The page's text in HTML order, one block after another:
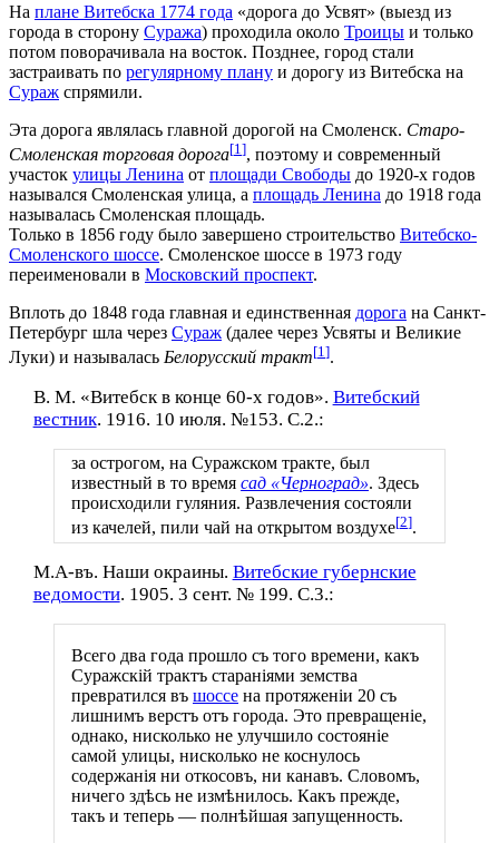
На плане Витебска 1774 года «дорога до Усвят» (выезд из
города в сторону Суража) проходила около Троицы и только
потом поворачивала на восток. Позднее, город стали
застраивать по регулярному плану и дорогу из Витебска на
Сураж спрямили.
Эта дорога являлась главной дорогой на Смоленск. Старо-
Смоленская торговая дорога[1 ], поэтому и современный
участок улицы Ленина от площади Свободы до 1920-х годов
назывался Смоленская улица, а площадь Ленина до 1918 года
называлась Смоленская площадь.
Только в 1856 году было завершено строительство Витебско-
Смоленского шоссе. Смоленское шоссе в 1973 году
переименовали в Московский проспект.
Вплоть до 1848 года главная и единственная дорога на Санкт-
Петербург шла через Сураж (далее через Усвяты и Великие
Луки) и называлась Белорусский тракт[1].
В. М. «Витебск в конце 60-х годов». Витебский
вестник. 1916. 10 июля. №153. С.2.:
за острогом, на Суражском тракте, был
известный в то время сад «Черноград». Здесь
происходили гуляния. Развлечения состояли
из качелей, пили чай на открытом воздухе[2].
М.А-въ. Наши окраины. Витебские губернские
ведомости. 1905. 3 сент. № 199. С.3.:
Всего два года прошло съ того времени, какъ ​
Суражскій​ трактъ стараніями земства
превратился въ шоссе на протяженіи 20 съ
лишнимъ верстъ отъ города. Это превращеніе,
однако, нисколько не улучшило состояніе
самой улицы, нисколько не коснулось
содержанія ни откосовъ, ни канавъ. Словомъ,
ничего здѣсь не измѣнилось. Какъ прежде,
такъ и теперь — полнѣйшая запущенность.